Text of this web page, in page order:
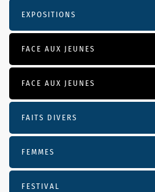
EXPOSITIONS
FACE AUX JEUNES
FACE AUX JEUNES
FAITS DIVERS
FEMMES
FESTIVAL